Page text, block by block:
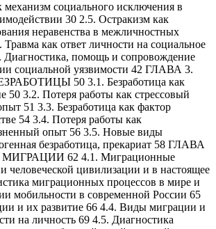
механизм социального исключения в
30 2.5. Остракизм как
неравенства в межличностных
как ответ личности на социальное
Диагностика, помощь и сопровождение
социальной уязвимости 42 ГЛАВА 3.
50 3.1. Безработица как
50 3.2. Потеря работы как стрессовый
51 3.3. Безработица как фактор
54 3.4. Потеря работы как
опыт 56 3.5. Новые виды
безработица, прекариат 58 ГЛАВА
62 4.1. Миграционные
человеческой цивилизации и в настоящее
миграционных процессов в мире и
мобильности в современной России 65
и их развитие 66 4.4. Виды миграции и
на личность 69 4.5. Диагностика